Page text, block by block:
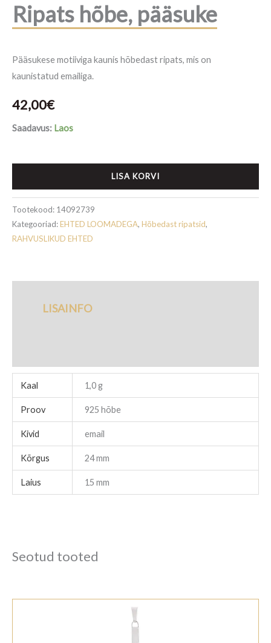
Ripats hõbe, pääsuke
Pääsukese motiiviga kaunis hõbedast ripats, mis on
kaunistatud emailiga.
42,00€
Saadavus: Laos
LISA KORVI
Tootekood: 14092739
Kategooriad:EHTED LOOMADEGA, Hõbedast ripatsid,
RAHVUSLIKUD EHTED
LISAINFO
Kaal 1,0 g
Proov 925 hõbe
Kivid email
Kõrgus 24 mm
Laius 15 mm
Seotud tooted